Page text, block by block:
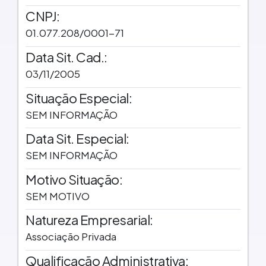
CNPJ:
01.077.208/0001-71
Data Sit. Cad.:
03/11/2005
Situação Especial:
SEM INFORMAÇÃO
Data Sit. Especial:
SEM INFORMAÇÃO
Motivo Situação:
SEM MOTIVO
Natureza Empresarial:
Associação Privada
Qualificação Administrativa: